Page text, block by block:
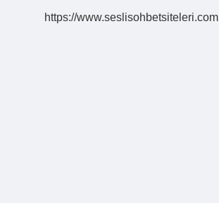
https://www.seslisohbetsiteleri.com